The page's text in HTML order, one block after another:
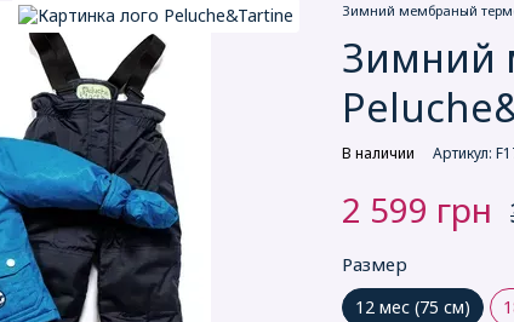
Зимний мембраный
Зимний
В наличии Артикул:
2 599 грн
Размер
12 мес (75 см)